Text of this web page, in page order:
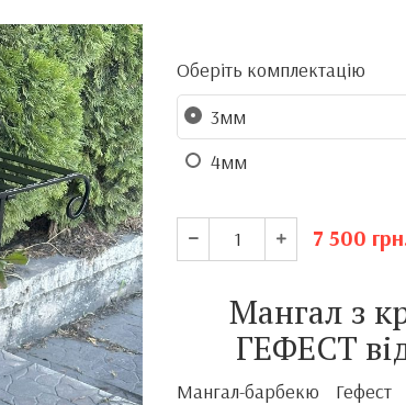
Оберіть комплектацію
3мм
4мм
7 500
Мангал з
ГЕФЕСТ
Мангал-барбекю